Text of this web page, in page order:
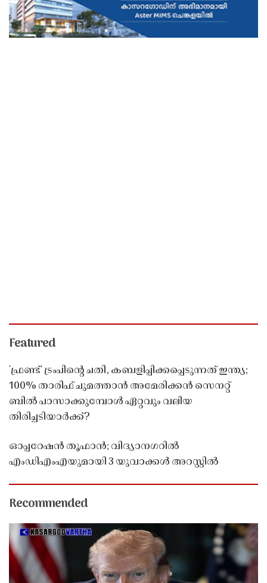
Featured
'ഫ്രണ്ട്' ട്രംപിന്റെ ചതി, കബളിപ്പിക്കപ്പെടുന്നത് ഇന്ത്യ;
100% താരിഫ് ചുമത്താൻ അമേരിക്കൻ സെനറ്റ്
ബിൽ പാസാക്കുമ്പോൾ ഏറ്റവും വലിയ
തിരിച്ചടിയാർക്ക്?
ഓപ്പറേഷൻ തൂഫാൻ; വിദ്യാനഗറിൽ
എംഡിഎംഎയുമായി 3 യുവാക്കൾ അറസ്റ്റിൽ
Recommended